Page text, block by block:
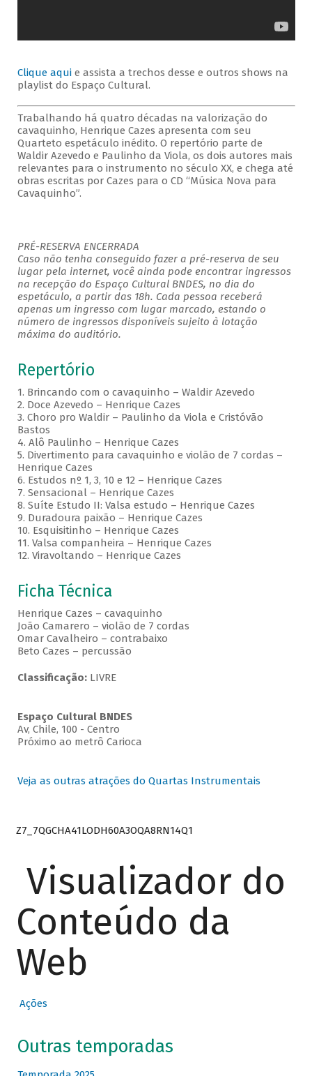
Clique aquie assista a trechos desse e outros shows na
playlist do Espaço Cultural.
Trabalhando há quatro décadas na valorização do
cavaquinho, Henrique Cazes apresenta com seu
Quarteto espetáculo inédito. O repertório parte de
Waldir Azevedo e Paulinho da Viola, os dois autores mais
relevantes para o instrumento no século XX, e chega até
obras escritas por Cazes para o CD “Música Nova para
Cavaquinho”.
PRÉ-RESERVA ENCERRADA
Caso não tenha conseguido fazer a pré-reserva de seu
lugar pela internet, você ainda pode encontrar ingressos
na recepção do Espaço Cultural BNDES, no dia do
espetáculo, a partir das 18h. Cada pessoa receberá
apenas um ingresso com lugar marcado, estando o
número de ingressos disponíveis sujeito à lotação
máxima do auditório.
Repertório
1. Brincando com o cavaquinho – Waldir Azevedo
2. Doce Azevedo – Henrique Cazes
3. Choro pro Waldir – Paulinho da Viola e Cristóvão
Bastos
4. Alô Paulinho – Henrique Cazes
5. Divertimento para cavaquinho e violão de 7 cordas –
Henrique Cazes
6. Estudos nº 1, 3, 10 e 12 – Henrique Cazes
7. Sensacional – Henrique Cazes
8. Suíte Estudo II: Valsa estudo – Henrique Cazes
9. Duradoura paixão – Henrique Cazes
10. Esquisitinho – Henrique Cazes
11. Valsa companheira – Henrique Cazes
12. Viravoltando – Henrique Cazes
Ficha Técnica
Henrique Cazes – cavaquinho
João Camarero – violão de 7 cordas
Omar Cavalheiro – contrabaixo
Beto Cazes – percussão
Classificação: LIVRE
Espaço Cultural BNDES
Av, Chile, 100 - Centro
Próximo ao metrô Carioca
Veja as outras atrações do Quartas Instrumentais
Z7_7QGCHA41LODH60A3OQA8RN14Q1
Visualizador do
Conteúdo da
Web
Ações
Outras temporadas